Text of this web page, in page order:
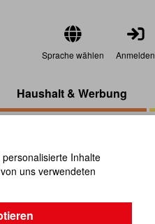
Sprache wählen Anmelden
Haushalt & Werbung
Maus
Inhalte
uns verwendeten